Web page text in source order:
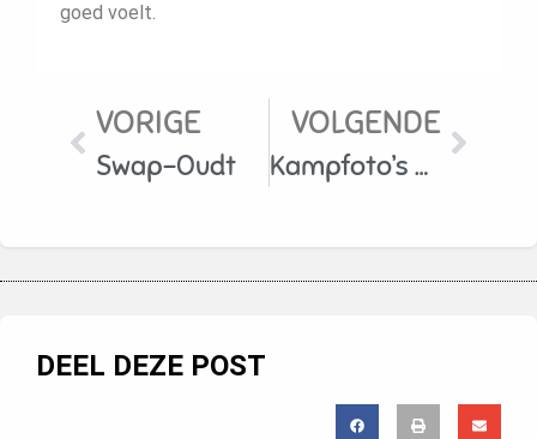
goed voelt.
VORIGE
Swap-Oudt
VOLGENDE
Kampfoto’s 2019 te Schoppen
DEEL DEZE POST